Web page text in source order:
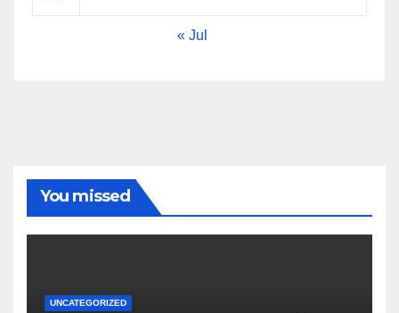
« Jul
You missed
UNCATEGORIZED